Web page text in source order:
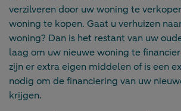
verzilveren door uw woning te
woning te kopen. Gaat u verhuizen
woning? Dan is het restant van uw
laag om uw nieuwe woning te
zijn er extra eigen middelen of is een
nodig om de financiering van uw
krijgen.